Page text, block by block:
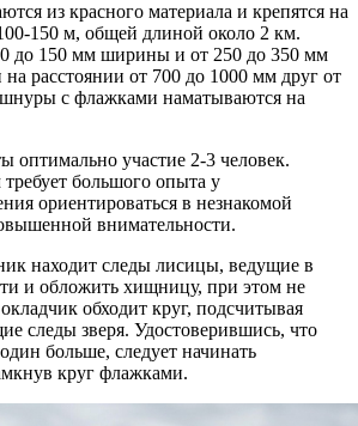
из красного материала и крепятся на
150 м, общей длиной около 2 км.
до 150 мм ширины и от 250 до 350 мм
расстоянии от 700 до 1000 мм друг от
шнуры с флажками наматываются на
оптимально участие 2-3 человек.
большого опыта у
ориентироваться в незнакомой
внимательности.
находит следы лисицы, ведущие в
и обложить хищницу, при этом не
обходит круг, подсчитывая
следы зверя. Удостоверившись, что
больше, следует начинать
круг флажками.